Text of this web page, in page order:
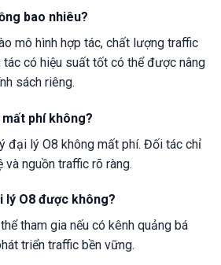
bao nhiêu?
mô hình hợp tác, chất lượng traffic
tác có hiệu suất tốt có thể được nâng
sách riêng.
phí không?
đại lý O8 không mất phí. Đối tác chỉ
nguồn traffic rõ ràng.
lý O8 được không?
tham gia nếu có kênh quảng bá
triển traffic bền vững.